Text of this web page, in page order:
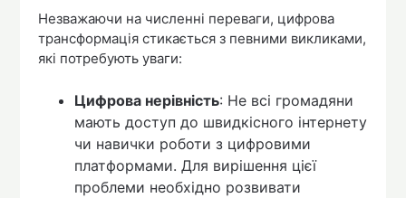
Незважаючи на численні переваги, цифрова
трансформація стикається з певними викликами,
які потребують уваги:
Цифрова нерівність: Не всі громадяни
мають доступ до швидкісного інтернету
чи навички роботи з цифровими
платформами. Для вирішення цієї
проблеми необхідно розвивати